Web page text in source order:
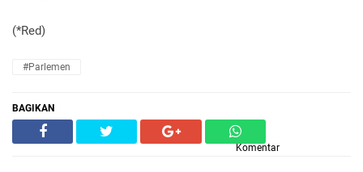
(*Red)
#Parlemen
BAGIKAN
Komentar